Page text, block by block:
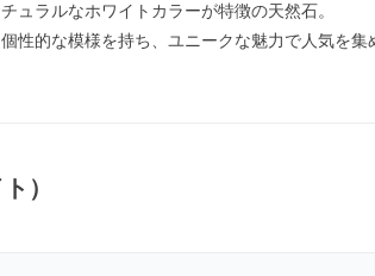
ュラルなホワイトカラーが特徴の天然石。
性的な模様を持ち、ユニークな魅力で人気を集
）